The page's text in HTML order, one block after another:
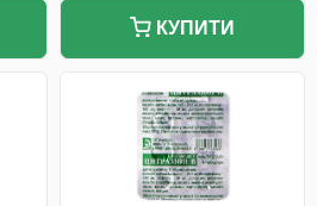
КУПИТИ